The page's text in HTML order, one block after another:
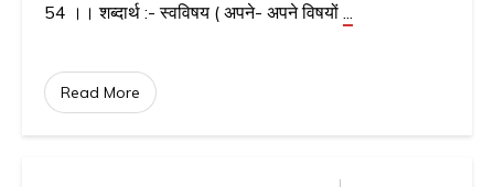
54 ।। शब्दार्थ :- स्वविषय ( अपने- अपने विषयों ...
Read More